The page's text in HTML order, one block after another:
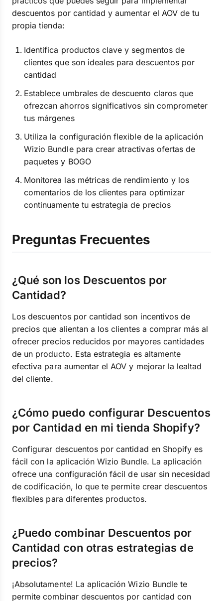
descuentos por cantidad y aumentar el AOV de tu
propia tienda:
Identifica productos clave y segmentos de
clientes que son ideales para descuentos por
cantidad
Establece umbrales de descuento claros que
ofrezcan ahorros significativos sin comprometer
tus márgenes
Utiliza la configuración flexible de la aplicación
Wizio Bundle para crear atractivas ofertas de
paquetes y BOGO
Monitorea las métricas de rendimiento y los
comentarios de los clientes para optimizar
continuamente tu estrategia de precios
Preguntas Frecuentes
¿Qué son los Descuentos por
Cantidad?
Los descuentos por cantidad son incentivos de
precios que alientan a los clientes a comprar más al
ofrecer precios reducidos por mayores cantidades
de un producto. Esta estrategia es altamente
efectiva para aumentar el AOV y mejorar la lealtad
del cliente.
¿Cómo puedo configurar Descuentos
por Cantidad en mi tienda Shopify?
Configurar descuentos por cantidad en Shopify es
fácil con la aplicación Wizio Bundle. La aplicación
ofrece una configuración fácil de usar sin necesidad
de codificación, lo que te permite crear descuentos
flexibles para diferentes productos.
¿Puedo combinar Descuentos por
Cantidad con otras estrategias de
precios?
¡Absolutamente! La aplicación Wizio Bundle te
permite combinar descuentos por cantidad con